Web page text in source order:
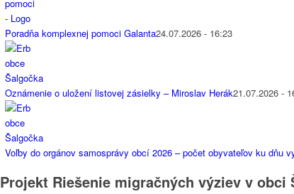
Poradňa komplexnej pomoci Galanta24.07.2026 - 16:23
Oznámenie o uložení listovej zásielky – Miroslav Herák21.07.2026 -
Voľby do orgánov samosprávy obcí 2026 – počet obyvateľov ku dňu
Projekt Riešenie migračných výziev v obci